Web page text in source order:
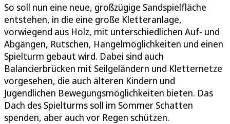
So soll nun eine neue, großzügige Sandspielfläche
entstehen, in die eine große Kletteranlage,
vorwiegend aus Holz, mit unterschiedlichen Auf- und
Abgängen, Rutschen, Hangelmöglichkeiten und einen
Spielturm gebaut wird. Dabei sind auch
Balancierbrücken mit Seilgeländern und Kletternetze
vorgesehen, die auch älteren Kindern und
Jugendlichen Bewegungsmöglichkeiten bieten. Das
Dach des Spielturms soll im Sommer Schatten
spenden, aber auch vor Regen schützen.